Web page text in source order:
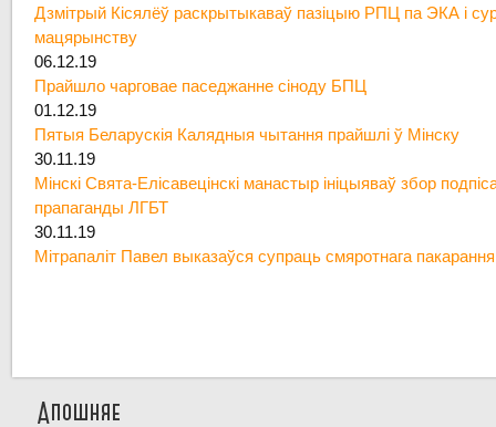
Дзмітрый Кісялёў раскрытыкаваў пазіцыю РПЦ па ЭКА і
мацярынству
06.12.19
Прайшло чарговае паседжанне сіноду БПЦ
01.12.19
Пятыя Беларускія Калядныя чытання прайшлі ў Мінску
30.11.19
Мінскі Свята-Елісавецінскі манастыр ініцыяваў збор
прапаганды ЛГБТ
30.11.19
Мітрапаліт Павел выказаўся супраць смяротнага пакарання
Апошняе